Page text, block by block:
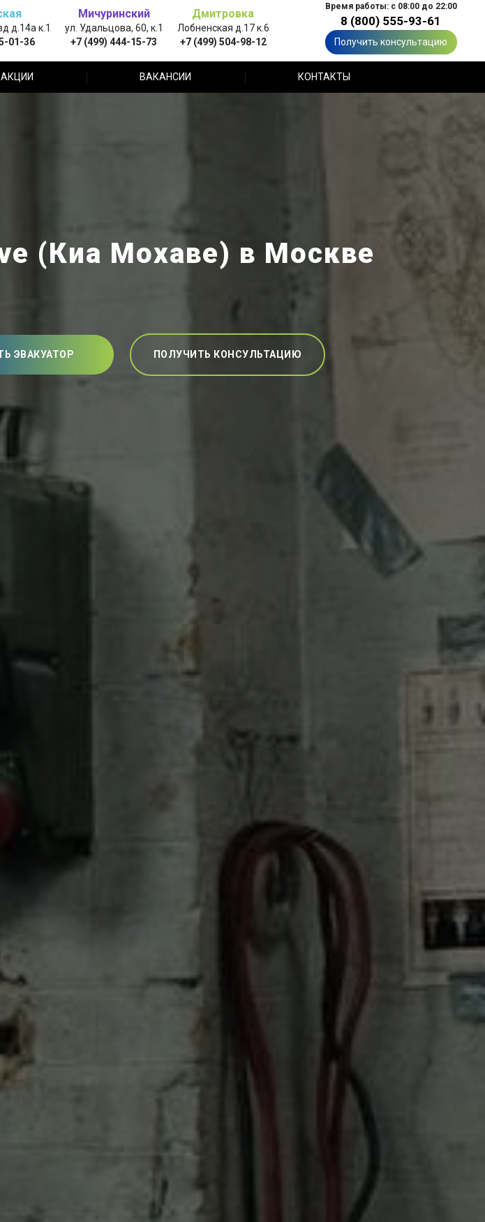
д.14а к.1
01-36
Мичуринский
ул. Удальцова, 60, к.1
+7 (499) 444-15-73
Дмитровка
Лобненская д.17 к.6
+7 (499) 504-98-12
Время работы: с 08:00 до 22:00
8 (800) 555-93-61
Получить консультацию
АКЦИИ ВАКАНСИИ КОНТАКТЫ
(Киа Мохаве) в Москве
ЭВАКУАТОР ПОЛУЧИТЬ КОНСУЛЬТАЦИЮ